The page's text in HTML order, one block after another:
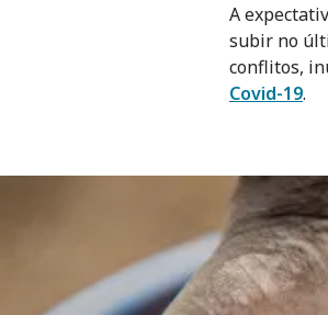
A
subir no
conflitos,
Covid-19.